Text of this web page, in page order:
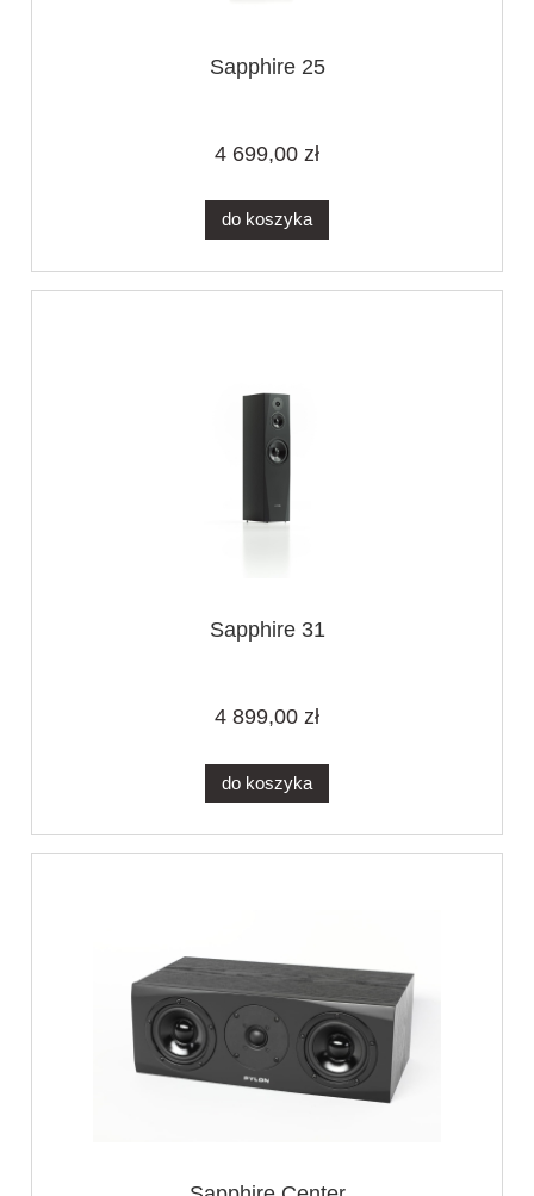
Sapphire 25
4 699,00 zł
do koszyka
Sapphire 31
4 899,00 zł
do koszyka